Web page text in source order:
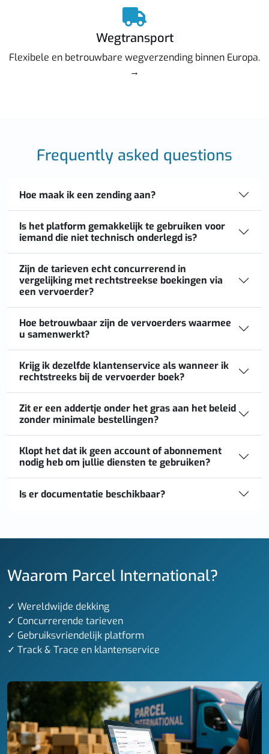
Wegtransport
Flexibele en betrouwbare wegverzending binnen Europa.
→
Frequently asked questions
Hoe maak ik een zending aan?
Is het platform gemakkelijk te gebruiken voor
iemand die niet technisch onderlegd is?
Zijn de tarieven echt concurrerend in
vergelijking met rechtstreekse boekingen via
een vervoerder?
Hoe betrouwbaar zijn de vervoerders waarmee
u samenwerkt?
Krijg ik dezelfde klantenservice als wanneer ik
rechtstreeks bij de vervoerder boek?
Zit er een addertje onder het gras aan het beleid
zonder minimale bestellingen?
Klopt het dat ik geen account of abonnement
nodig heb om jullie diensten te gebruiken?
Is er documentatie beschikbaar?
Waarom Parcel International?
✓ Wereldwijde dekking
✓ Concurrerende tarieven
✓ Gebruiksvriendelijk platform
✓ Track & Trace en klantenservice